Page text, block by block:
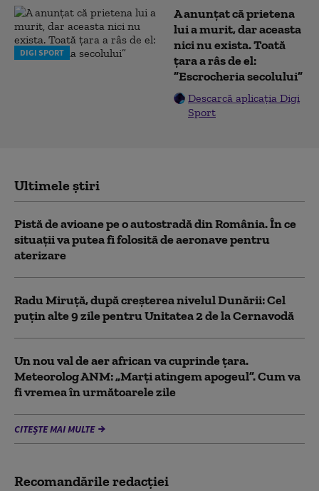
DIGI SPORT
A anunțat că prietena
lui a murit, dar aceasta
nici nu exista. Toată
țara a râs de el:
”Escrocheria secolului”
Descarcă aplicația Digi
Sport
Ultimele știri
Pistă de avioane pe o autostradă din România. În ce
situații va putea fi folosită de aeronave pentru
aterizare
Radu Miruță, după creșterea nivelul Dunării: Cel
puțin alte 9 zile pentru Unitatea 2 de la Cernavodă
Un nou val de aer african va cuprinde țara.
Meteorolog ANM: „Marți atingem apogeul”. Cum va
fi vremea în următoarele zile
CITEȘTE MAI MULTE
Recomandările redacţiei